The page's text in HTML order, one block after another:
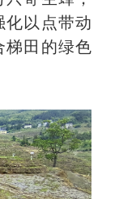
化以点带动
梯田的绿色